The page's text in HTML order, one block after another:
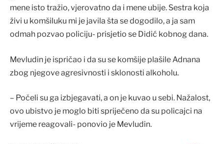
mene isto tražio, vjerovatno da i mene ubije. Sestra koja
živi u komšiluku mi je javila šta se dogodilo, a ja sam
odmah pozvao policiju- prisjetio se Didić kobnog dana.
Mevludin je ispričao i da su se komšije plašile Adnana
zbog njegove agresivnosti i sklonosti alkoholu.
– Počeli su ga izbjegavati, a on je kuvao u sebi. Nažalost,
ovo ubistvo je moglo biti spriječeno da su policajci na
vrijeme reagovali- ponovio je Mevludin.